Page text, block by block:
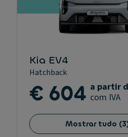
Kia EV4
Hatchback
€ 604 a partir
com IVA
Mostrar tudo (3